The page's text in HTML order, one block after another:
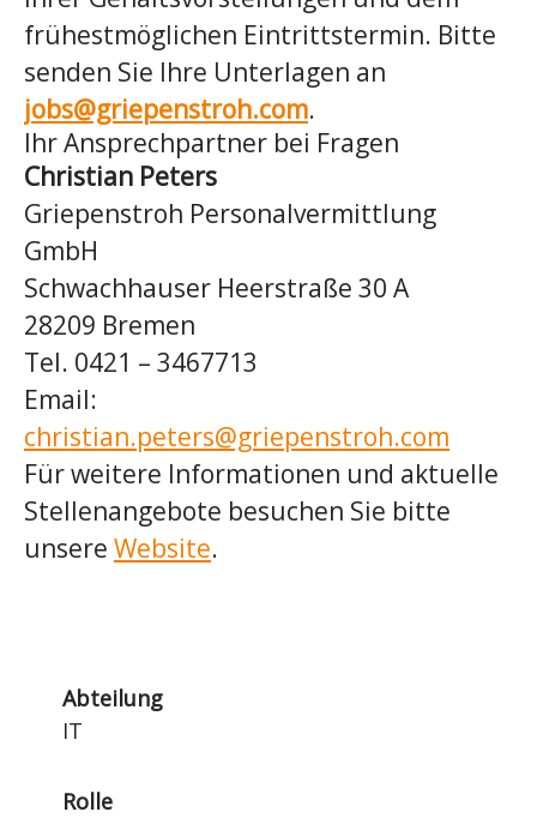
frühestmöglichen Eintrittstermin. Bitte
senden Sie Ihre Unterlagen an
jobs@griepenstroh.com.
Ihr Ansprechpartner bei Fragen
Christian Peters
Griepenstroh Personalvermittlung
GmbH
Schwachhauser Heerstraße 30 A
28209 Bremen
Tel. 0421 – 3467713
Email:
christian.peters@griepenstroh.com
Für weitere Informationen und aktuelle
Stellenangebote besuchen Sie bitte
unsere Website.
Abteilung
IT
Rolle